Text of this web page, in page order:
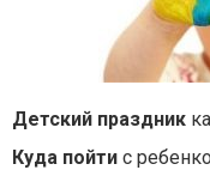
Детский праздник
Куда пойти с